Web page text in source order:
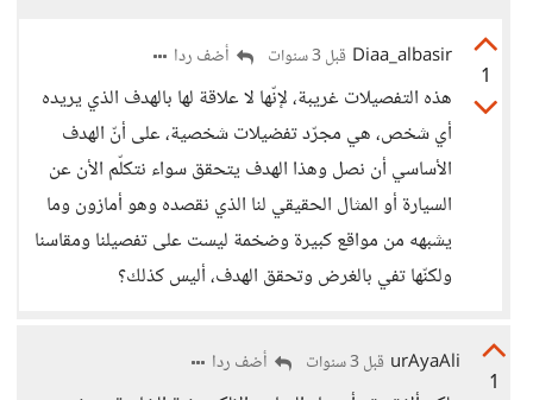
1
Diaa_albasir قبل 3 سنوات أضف ردا
هذه التفصيلات غريبة، لإنّها لا علاقة لها بالهدف الذي يريده
أي شخص، هي مجرّد تفضيلات شخصية، على أنّ الهدف
الأساسي أن نصل وهذا الهدف يتحقق سواء نتكلّم الأن عن
السيارة أو المثال الحقيقي لنا الذي نقصده وهو أمازون وما
يشبهه من مواقع كبيرة وضخمة ليست على تفصيلنا ومقاسنا
ولكنّها تفي بالغرض وتحقق الهدف، أليس كذلك؟
1
urAyaAli قبل 3 سنوات أضف ردا